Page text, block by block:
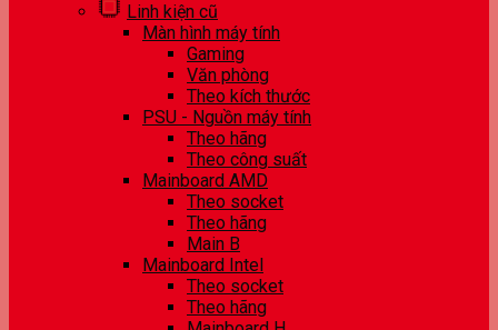
Linh kiện cũ
Màn hình máy tính
Gaming
Văn phòng
Theo kích thước
PSU - Nguồn máy tính
Theo hãng
Theo công suất
Mainboard AMD
Theo socket
Theo hãng
Main B
Mainboard Intel
Theo socket
Theo hãng